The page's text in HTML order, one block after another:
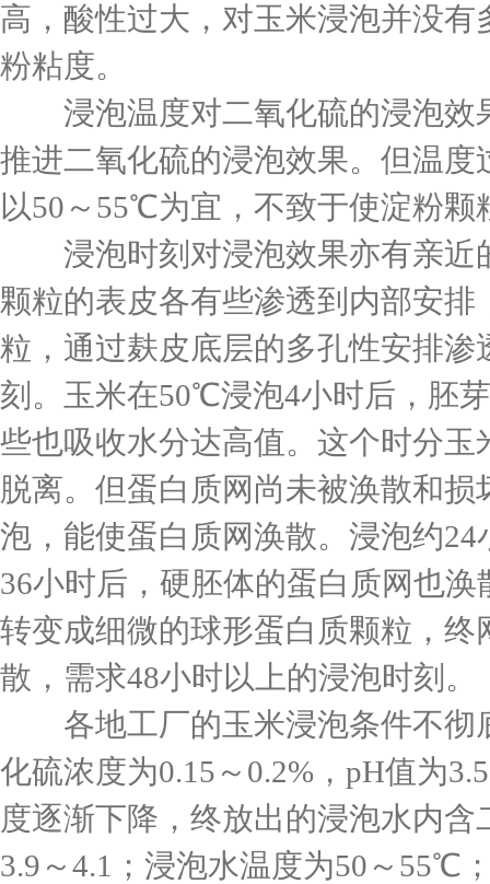
高，酸性过大，对玉米浸泡并没
粉粘度。
浸泡温度对二氧化硫的浸泡效
推进二氧化硫的浸泡效果。但温
以50～55℃为宜，不致于使淀粉颗
浸泡时刻对浸泡效果亦有亲近
颗粒的表皮各有些渗透到内部安
粒，通过麸皮底层的多孔性安排
刻。玉米在50℃浸泡4小时后，胚
些也吸收水分达高值。这个时分
脱离。但蛋白质网尚未被涣散和
泡，能使蛋白质网涣散。浸泡约
36小时后，硬胚体的蛋白质网也
转变成细微的球形蛋白质颗粒，
散，需求48小时以上的浸泡时刻。
各地工厂的玉米浸泡条件不彻
化硫浓度为0.15～0.2%，pH值为
度逐渐下降，终放出的浸泡水内含
3.9～4.1；浸泡水温度为50～55℃